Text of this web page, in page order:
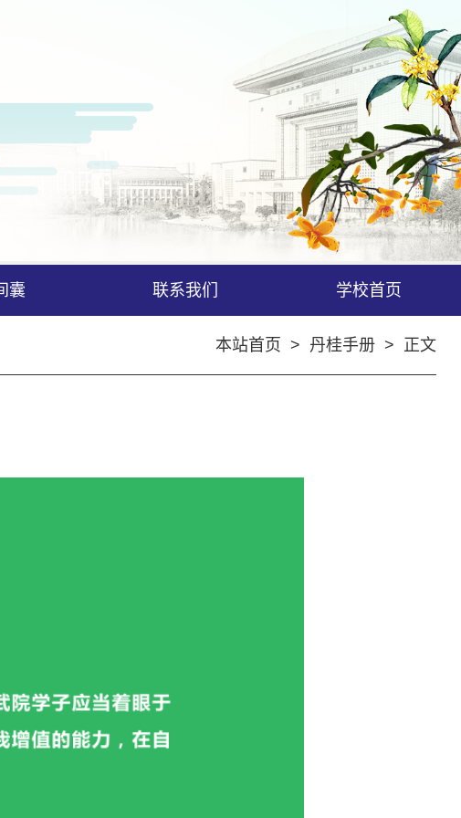
囊 联系我们 学校首页
本站首页 > 丹桂手册 > 正文